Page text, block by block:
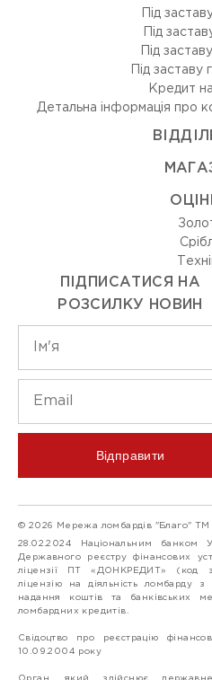
Під
Під
Під
Під заставу
Кредит
Детальна інформація про
ПІДПИСАТИСЯ НА
РОЗСИЛКУ НОВИН
Відправити
© 2026 Мережа ломбардів "Благо" ТМ
28.02.2024 Національним банком
Державного реєстру фінансових
ліцензії ПТ «ДОНКРЕДИТ» (код
ліцензію на діяльність ломбарду
надання коштів та банківських
ломбардних кредитів.
Свідоцтво про реєстрацію
10.09.2004 року
Орган, який здійснює державне